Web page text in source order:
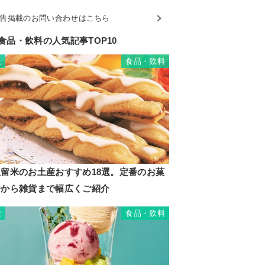
掲載のお問い合わせはこちら
品・飲料の人気記事TOP10
食品・飲料
米のお土産おすすめ18選。定番のお菓
ら雑貨まで幅広くご紹介
食品・飲料